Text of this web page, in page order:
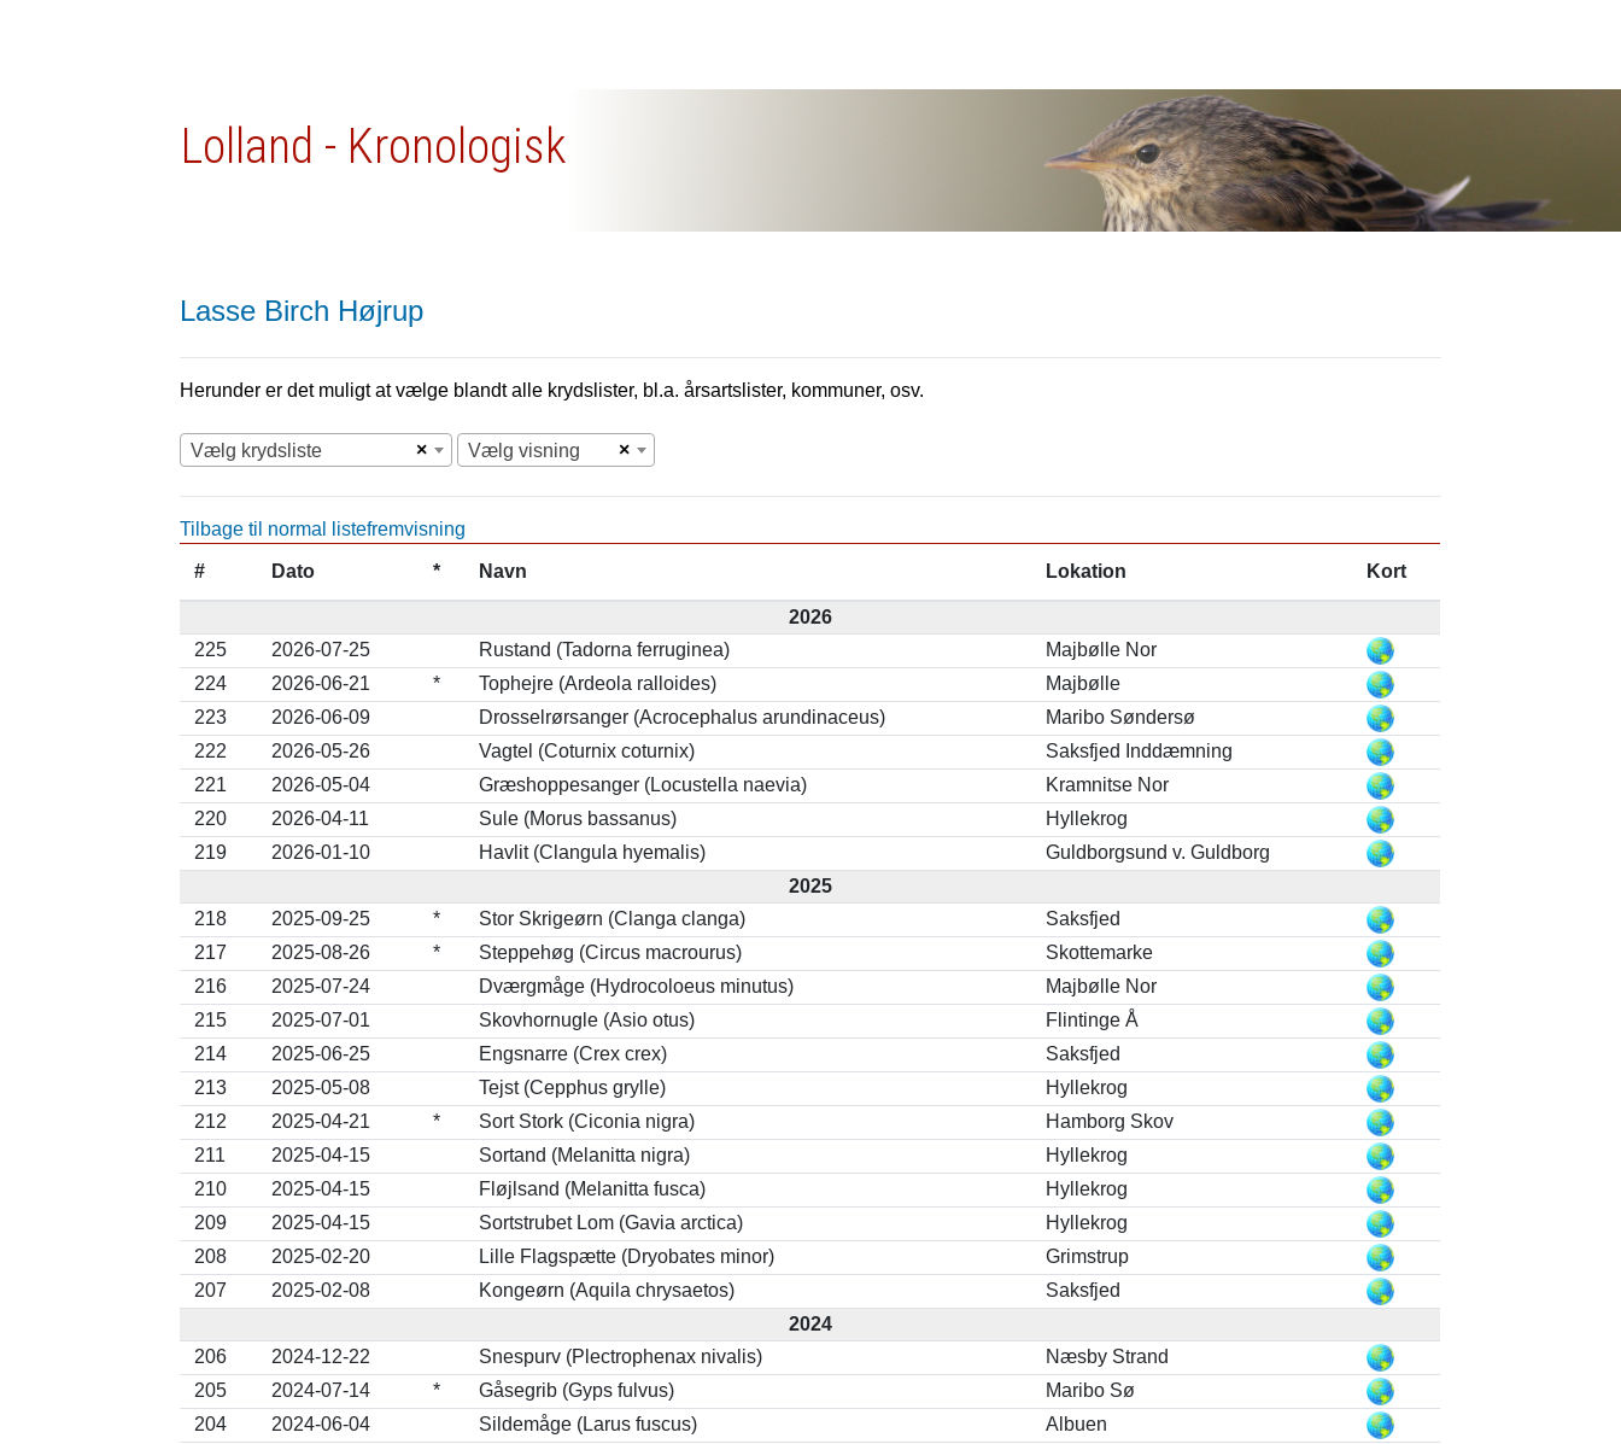
Lolland - Kronologisk
Lasse Birch Højrup
Herunder er det muligt at vælge blandt alle krydslister, bl.a. årsartslister, kommuner, osv.
×
Vælg krydsliste ×
Vælg visning
Tilbage til normal listefremvisning
# Dato * Navn Lokation Kort
2026
225
2026-07-25 Rustand (Tadorna ferruginea)
Majbølle Nor
224
2026-06-21 * Tophejre (Ardeola ralloides)
Majbølle
223
2026-06-09 Drosselrørsanger (Acrocephalus arundinaceus)
Maribo Søndersø
222
2026-05-26 Vagtel (Coturnix coturnix)
Saksfjed Inddæmning
221
2026-05-04 Græshoppesanger (Locustella naevia)
Kramnitse Nor
220
2026-04-11 Sule (Morus bassanus)
Hyllekrog
219
2026-01-10 Havlit (Clangula hyemalis)
Guldborgsund v. Guldborg
2025
218
2025-09-25 * Stor Skrigeørn (Clanga clanga)
Saksfjed
217
2025-08-26 * Steppehøg (Circus macrourus)
Skottemarke
216
2025-07-24 Dværgmåge (Hydrocoloeus minutus)
Majbølle Nor
215
2025-07-01 Skovhornugle (Asio otus)
Flintinge Å
214
2025-06-25 Engsnarre (Crex crex)
Saksfjed
213
2025-05-08 Tejst (Cepphus grylle)
Hyllekrog
212
2025-04-21 * Sort Stork (Ciconia nigra)
Hamborg Skov
211
2025-04-15 Sortand (Melanitta nigra)
Hyllekrog
210
2025-04-15 Fløjlsand (Melanitta fusca)
Hyllekrog
209
2025-04-15 Sortstrubet Lom (Gavia arctica)
Hyllekrog
208
2025-02-20 Lille Flagspætte (Dryobates minor)
Grimstrup
207
2025-02-08 Kongeørn (Aquila chrysaetos)
Saksfjed
2024
206
2024-12-22 Snespurv (Plectrophenax nivalis)
Næsby Strand
205
2024-07-14 * Gåsegrib (Gyps fulvus)
Maribo Sø
204
2024-06-04 Sildemåge (Larus fuscus)
Albuen